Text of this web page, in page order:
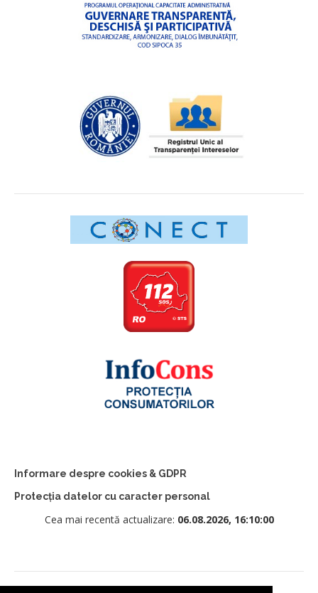
Informare despre cookies & GDPR
Protecția datelor cu caracter personal
Cea mai recentă actualizare: 06.08.2026, 16:10:00